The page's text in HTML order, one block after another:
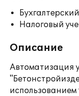
Налоговый
Описание
Автоматизация